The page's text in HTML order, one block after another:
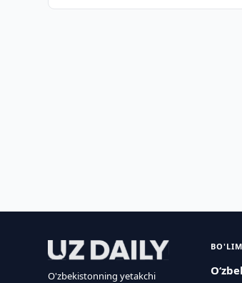
O'zbekistonning yetakchi